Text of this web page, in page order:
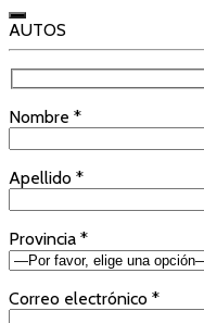
AUTOS
Nombre *
Apellido *
Provincia *
Correo electrónico *